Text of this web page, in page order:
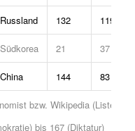
Russland 132 119
Südkorea 21 37
China 144 83
bzw. Wikipedia (Liste von
bis 167 (Diktatur)